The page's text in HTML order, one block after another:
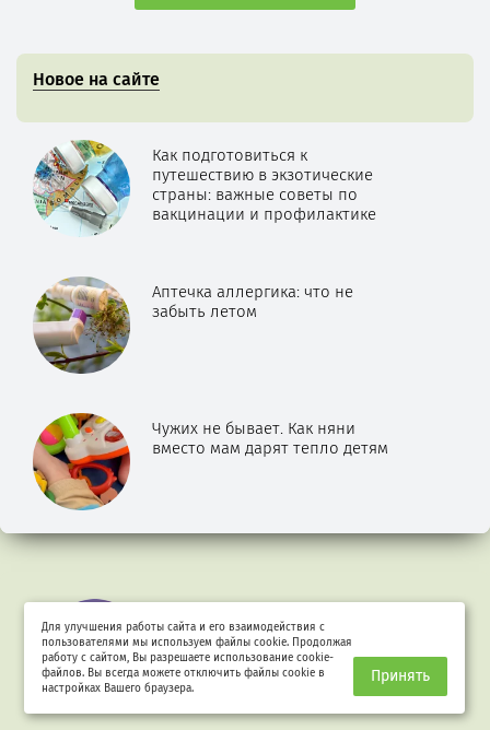
Новое на сайте
Как подготовиться к
путешествию в экзотические
страны: важные советы по
вакцинации и профилактике
Аптечка аллергика: что не
забыть летом
Чужих не бывает. Как няни
вместо мам дарят тепло детям
Для улучшения работы сайта и его взаимодействия с
пользователями мы используем файлы cookie. Продолжая
работу с сайтом, Вы разрешаете использование cookie-
файлов. Вы всегда можете отключить файлы cookie в
настройках Вашего браузера.
Принять